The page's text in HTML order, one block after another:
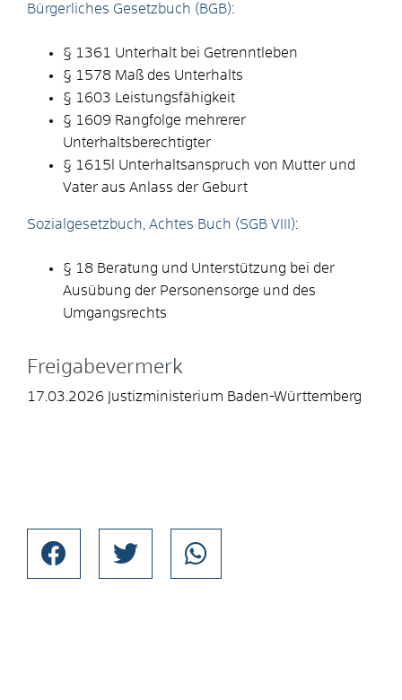
Bürgerliches Gesetzbuch (BGB):
§ 1361 Unterhalt bei Getrenntleben
§ 1578 Maß des Unterhalts
§ 1603 Leistungsfähigkeit
§ 1609 Rangfolge mehrerer
Unterhaltsberechtigter
§ 1615l Unterhaltsanspruch von Mutter und
Vater aus Anlass der Geburt
Sozialgesetzbuch, Achtes Buch (SGB VIII):
§ 18 Beratung und Unterstützung bei der
Ausübung der Personensorge und des
Umgangsrechts
Freigabevermerk
17.03.2026 Justizministerium Baden-Württemberg